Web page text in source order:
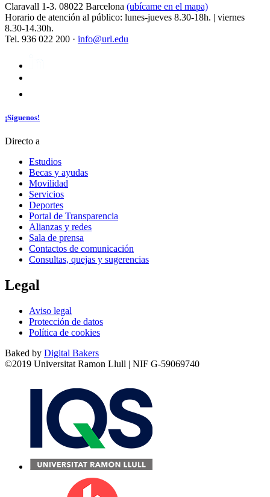
Claravall 1-3. 08022 Barcelona (ubícame en el mapa)
Horario de atención al público: lunes-jueves 8.30-18h. | viernes
8.30-14.30h.
Tel. 936 022 200 · info@url.edu
¡Síguenos!
Directo a
Estudios
Becas y ayudas
Movilidad
Servicios
Deportes
Portal de Transparencia
Alianzas y redes
Sala de prensa
Contactos de comunicación
Consultas, quejas y sugerencias
Legal
Aviso legal
Protección de datos
Política de cookies
Baked by Digital Bakers
©2019 Universitat Ramon Llull | NIF G-59069740